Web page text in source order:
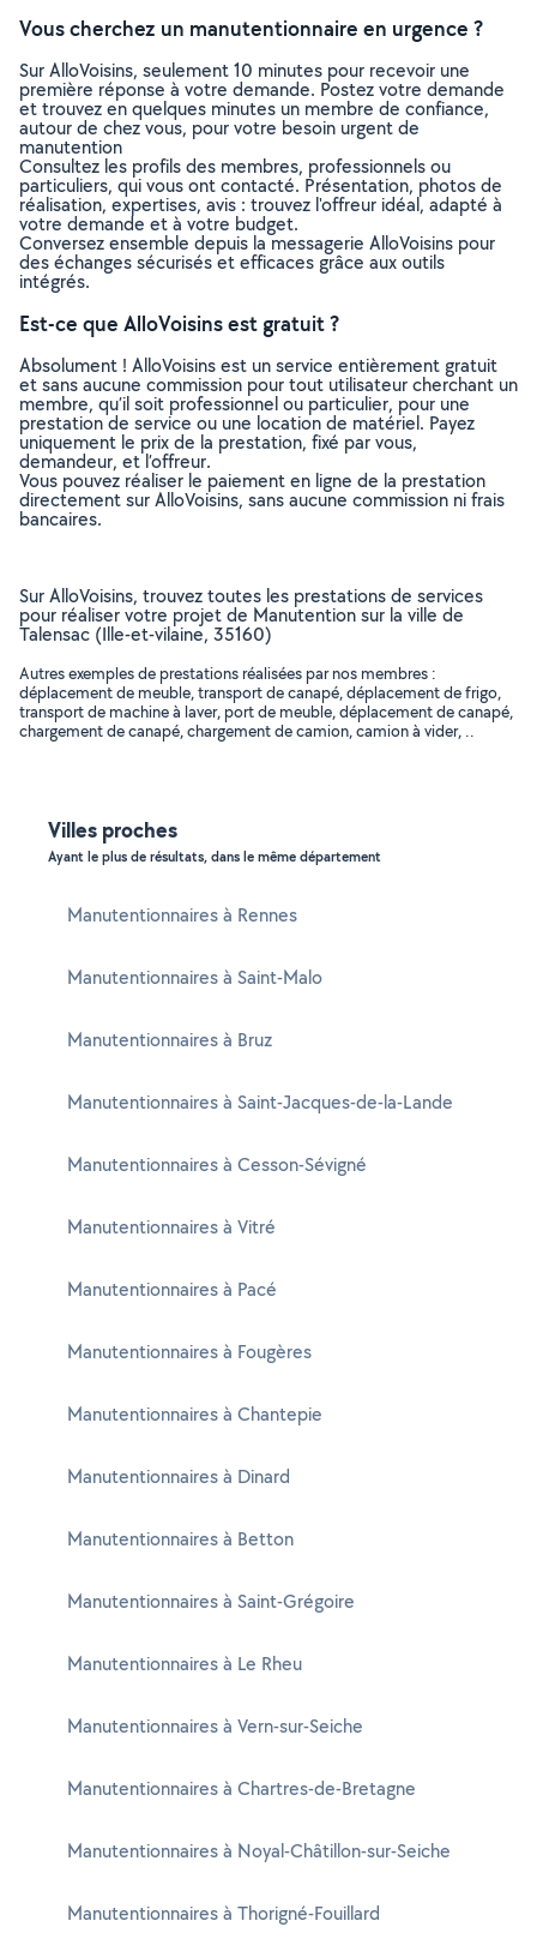
Vous cherchez un manutentionnaire en urgence ?
Sur AlloVoisins, seulement 10 minutes pour recevoir une
première réponse à votre demande. Postez votre demande
et trouvez en quelques minutes un membre de confiance,
autour de chez vous, pour votre besoin urgent de
manutention
Consultez les profils des membres, professionnels ou
particuliers, qui vous ont contacté. Présentation, photos de
réalisation, expertises, avis : trouvez l'offreur idéal, adapté à
votre demande et à votre budget.
Conversez ensemble depuis la messagerie AlloVoisins pour
des échanges sécurisés et efficaces grâce aux outils
intégrés.
Est-ce que AlloVoisins est gratuit ?
Absolument ! AlloVoisins est un service entièrement gratuit
et sans aucune commission pour tout utilisateur cherchant un
membre, qu’il soit professionnel ou particulier, pour une
prestation de service ou une location de matériel. Payez
uniquement le prix de la prestation, fixé par vous,
demandeur, et l’offreur.
Vous pouvez réaliser le paiement en ligne de la prestation
directement sur AlloVoisins, sans aucune commission ni frais
bancaires.
Sur AlloVoisins, trouvez toutes les prestations de services
pour réaliser votre projet de Manutention sur la ville de
Talensac (Ille-et-vilaine, 35160)
Autres exemples de prestations réalisées par nos membres :
déplacement de meuble, transport de canapé, déplacement de frigo,
transport de machine à laver, port de meuble, déplacement de canapé,
chargement de canapé, chargement de camion, camion à vider, ..
Villes proches
Ayant le plus de résultats, dans le même département
Manutentionnaires à Rennes
Manutentionnaires à Saint-Malo
Manutentionnaires à Bruz
Manutentionnaires à Saint-Jacques-de-la-Lande
Manutentionnaires à Cesson-Sévigné
Manutentionnaires à Vitré
Manutentionnaires à Pacé
Manutentionnaires à Fougères
Manutentionnaires à Chantepie
Manutentionnaires à Dinard
Manutentionnaires à Betton
Manutentionnaires à Saint-Grégoire
Manutentionnaires à Le Rheu
Manutentionnaires à Vern-sur-Seiche
Manutentionnaires à Chartres-de-Bretagne
Manutentionnaires à Noyal-Châtillon-sur-Seiche
Manutentionnaires à Thorigné-Fouillard